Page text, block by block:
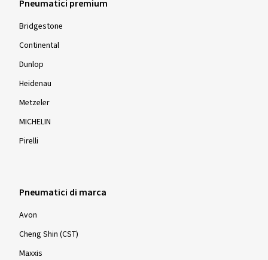
Pneumatici premium
Bridgestone
Continental
Dunlop
Heidenau
Metzeler
MICHELIN
Pirelli
Pneumatici di marca
Avon
Cheng Shin (CST)
Maxxis